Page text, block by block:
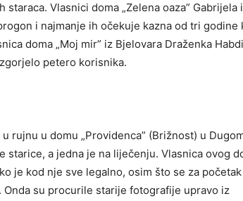
Vlasnici doma „Zelena oaza” Gabrijela i
i najmanje ih očekuje kazna od tri godine
doma „Moj mir” iz Bjelovara Draženka
petero korisnika.
rujnu u domu „Providenca” (Brižnost) u
a jedna je na li­ječenju. Vlasnica ovog
je kod nje sve legalno, osim što se za po­četak
su procurile starije fotografije upravo iz